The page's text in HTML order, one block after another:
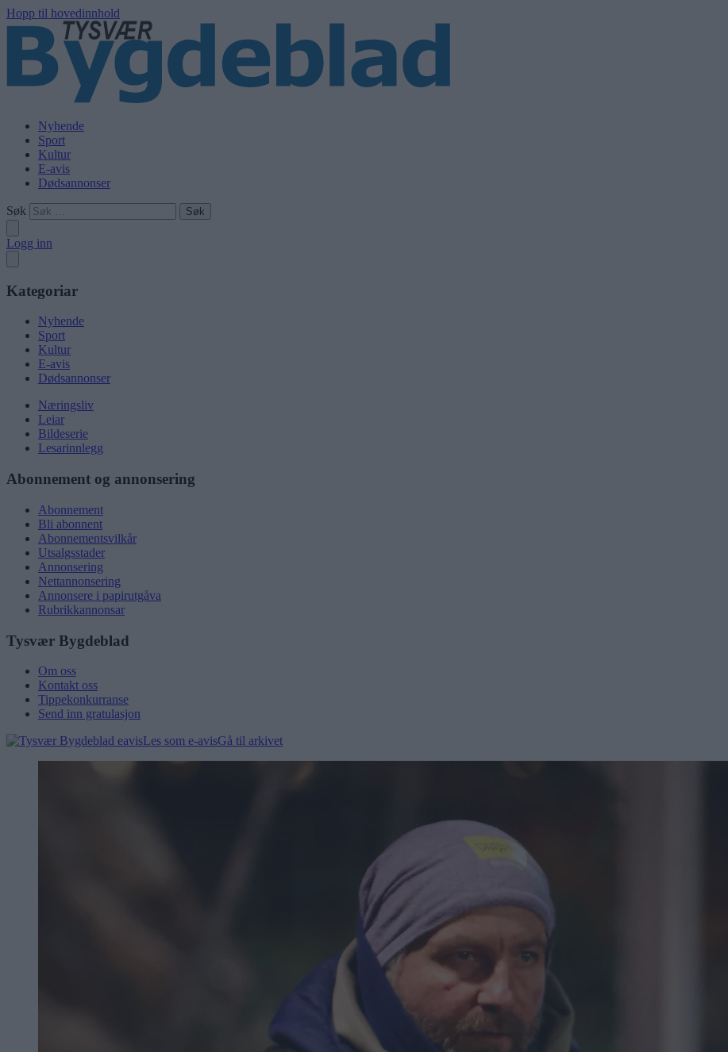
Hopp til hovedinnhold
Nyhende
Sport
Kultur
E-avis
Dødsannonser
Søk
Logg inn
Kategoriar
Nyhende
Sport
Kultur
E-avis
Dødsannonser
Næringsliv
Leiar
Bildeserie
Lesarinnlegg
Abonnement og annonsering
Abonnement
Bli abonnent
Abonnementsvilkår
Utsalgsstader
Annonsering
Nettannonsering
Annonsere i papirutgåva
Rubrikkannonsar
Tysvær Bygdeblad
Om oss
Kontakt oss
Tippekonkurranse
Send inn gratulasjon
Les som e-avisGå til arkivet